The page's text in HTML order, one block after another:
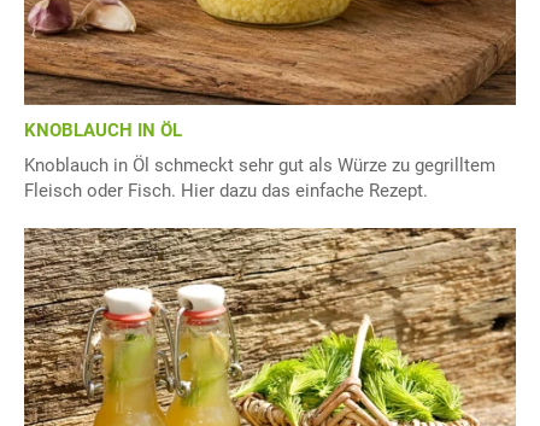
KNOBLAUCH IN ÖL
Knoblauch in Öl schmeckt sehr gut als Würze zu gegrilltem
Fleisch oder Fisch. Hier dazu das einfache Rezept.